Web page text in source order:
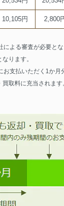
10,105円 2,800
による審査が必要と
ります。
お支払いただく1か月
取料に充当されます